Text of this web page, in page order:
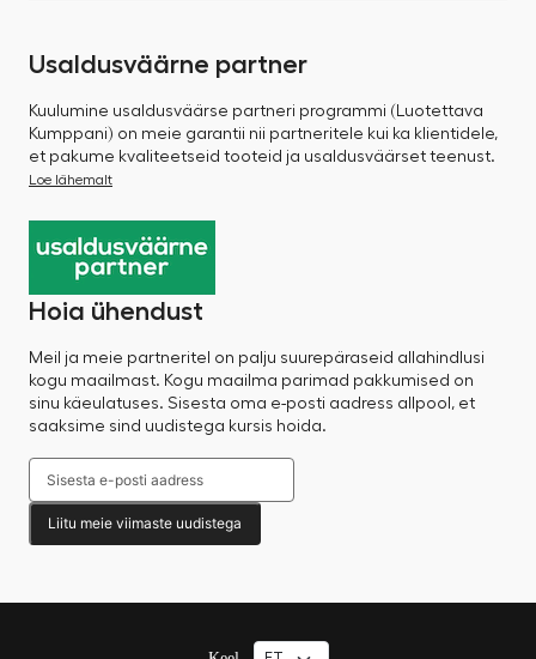
Usaldusväärne partner
Kuulumine usaldusväärse partneri programmi (Luotettava
Kumppani) on meie garantii nii partneritele kui ka klientidele,
et pakume kvaliteetseid tooteid ja usaldusväärset teenust.
Loe lähemalt
Hoia ühendust
Meil ja meie partneritel on palju suurepäraseid allahindlusi
kogu maailmast. Kogu maailma parimad pakkumised on
sinu käeulatuses. Sisesta oma e-posti aadress allpool, et
saaksime sind uudistega kursis hoida.
Liitu meie viimaste uudistega